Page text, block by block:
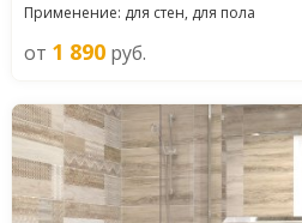
Применение: для стен, для пола
от 1 890 руб.